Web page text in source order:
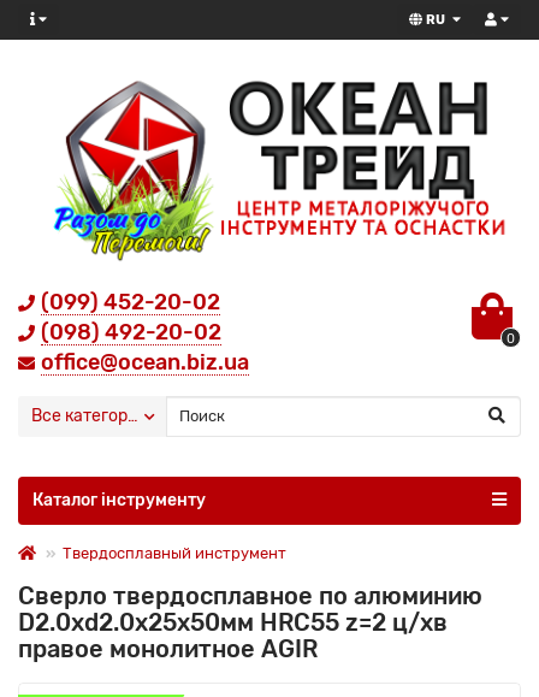
RU
(099) 452-20-02
(098) 492-20-02
office@ocean.biz.ua
0
Все категории
Каталог інструменту
Твердосплавный инструмент
Сверло твердосплавное по алюминию
D2.0xd2.0х25х50мм HRC55 z=2 ц/хв
правое монолитное AGIR